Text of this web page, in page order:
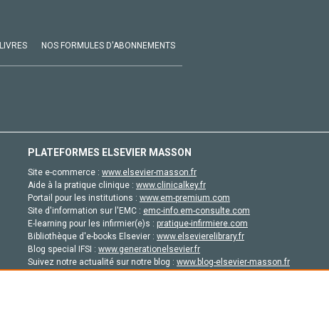
LIVRES NOS FORMULES D'ABONNEMENTS
PLATEFORMES ELSEVIER MASSON
Site e-commerce : www.elsevier-masson.fr
Aide à la pratique clinique : www.clinicalkey.fr
Portail pour les institutions : www.em-premium.com
Site d'information sur l'EMC : emc-info.em-consulte.com
E-learning pour les infirmier(e)s : pratique-infirmiere.com
Bibliothèque d'e-books Elsevier : www.elsevierelibrary.fr
Blog special IFSI : www.generationelsevier.fr
Suivez notre actualité sur notre blog : www.blog-elsevier-masson.fr